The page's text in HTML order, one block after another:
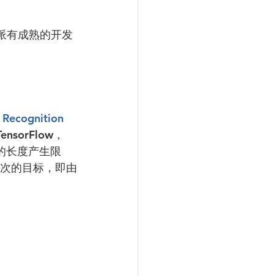
有成熟的开发
Recognition
，
长度产生限
的目标，即由